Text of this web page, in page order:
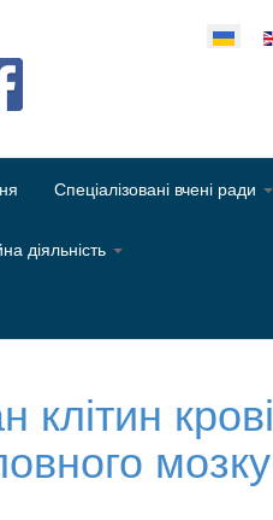
Спеціалізовані вчені ради
діяльність
крові
мозку